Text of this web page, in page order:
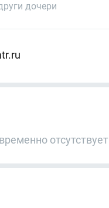
дочери
отсутствует